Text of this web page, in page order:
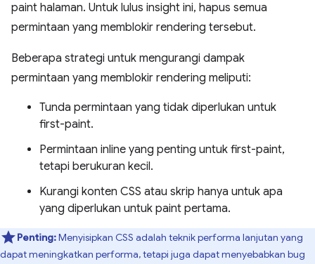
paint halaman. Untuk lulus insight ini, hapus semua
permintaan yang memblokir rendering tersebut.
Beberapa strategi untuk mengurangi dampak
permintaan yang memblokir rendering meliputi:
Tunda permintaan yang tidak diperlukan untuk
first-paint.
Permintaan inline yang penting untuk first-paint,
tetapi berukuran kecil.
Kurangi konten CSS atau skrip hanya untuk apa
yang diperlukan untuk paint pertama.
Penting:Menyisipkan CSS adalah teknik performa lanjutan yang
dapat meningkatkan performa, tetapi juga dapat menyebabkan bug